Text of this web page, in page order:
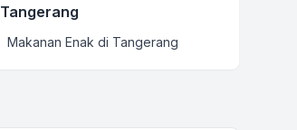
Tangerang
Makanan Enak di Tangerang